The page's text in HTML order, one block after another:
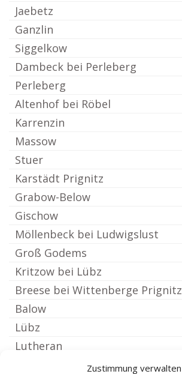
Zustimmung verwalten
Jaebetz
Ganzlin
Siggelkow
Dambeck bei Perleberg
Perleberg
Altenhof bei Röbel
Karrenzin
Massow
Stuer
Karstädt Prignitz
Grabow-Below
Gischow
Möllenbeck bei Ludwigslust
Groß Godems
Kritzow bei Lübz
Breese bei Wittenberge Prignitz
Balow
Lübz
Lutheran